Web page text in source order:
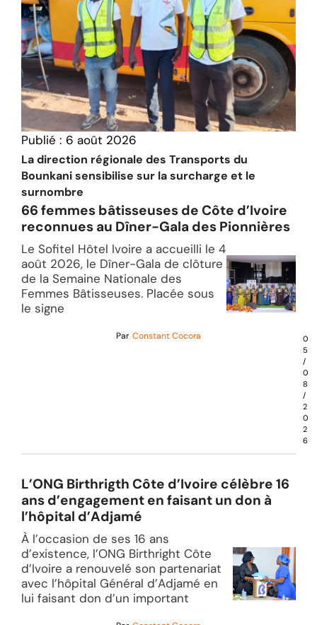
Publié : 6 août 2026
La direction régionale des Transports du
Bounkani sensibilise sur la surcharge et le
surnombre
66 femmes bâtisseuses de Côte d’Ivoire
reconnues au Dîner-Gala des Pionnières
Le Sofitel Hôtel Ivoire a accueilli le 4
août 2026, le Dîner-Gala de clôture
de la Semaine Nationale des
Femmes Bâtisseuses. Placée sous
le signe
Par Constant Cocora
0
5
/
0
8
/
2
0
2
6
L’ONG Birthrigth Côte d’Ivoire célèbre 16
ans d’engagement en faisant un don à
l’hôpital d’Adjamé
À l’occasion de ses 16 ans
d’existence, l’ONG Birthright Côte
d’Ivoire a renouvelé son partenariat
avec l’hôpital Général d’Adjamé en
lui faisant don d’un important